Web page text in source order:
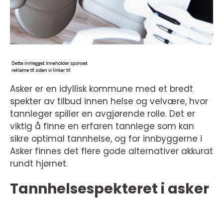
Asker er en idyllisk kommune med et bredt
spekter av tilbud innen helse og velvære, hvor
tannleger spiller en avgjørende rolle. Det er
viktig å finne en erfaren tannlege som kan
sikre optimal tannhelse, og for innbyggerne i
Asker finnes det flere gode alternativer akkurat
rundt hjørnet.
Tannhelsespekteret i asker